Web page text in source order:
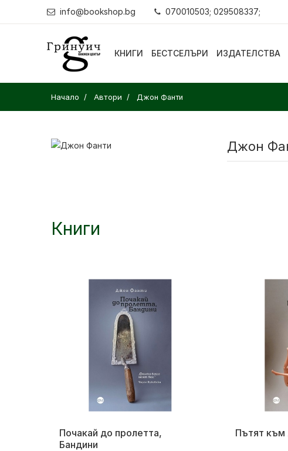
info@bookshop.bg 070010503; 029508337;
КНИГИ БЕСТСЕЛЪРИ ИЗДАТЕЛСТВА
Начало Автори Джон Фанти
Джон
Книги
Почакай до пролетта,
Бандини
Пътят